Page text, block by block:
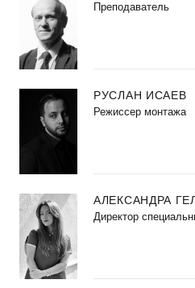
Преподаватель
РУСЛАН ИСАЕВ
Режиссер монтажа
АЛЕКСАНДРА
Директор